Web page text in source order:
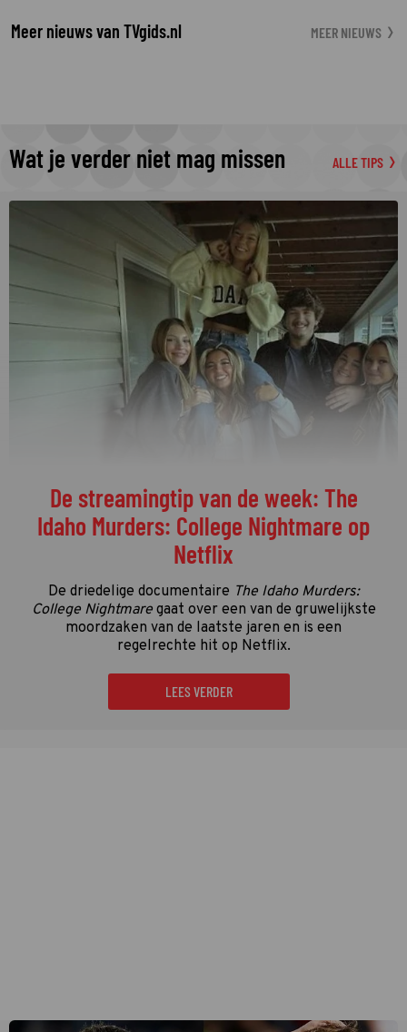
Meer nieuws van TVgids.nl MEER NIEUWS
Wat je verder niet mag missen ALLE TIPS
De streamingtip van de week: The
Idaho Murders: College Nightmare op
Netflix
De driedelige documentaire The Idaho Murders:
College Nightmaregaat over een van de gruwelijkste
moordzaken van de laatste jaren en is een
regelrechte hit op Netflix.
LEES VERDER